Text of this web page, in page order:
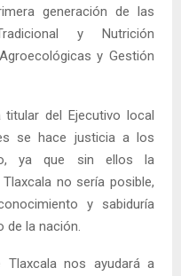
generación de las
y Nutrición
y Gestión
del Ejecutivo local
se hace justicia a los
ya que sin ellos la
no sería posible,
y sabiduría
de la nación.
Tlaxcala nos ayudará a